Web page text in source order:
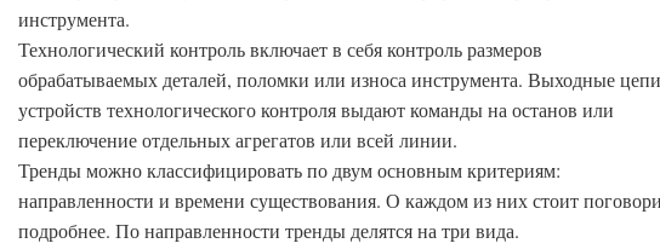
инструмента.
Технологический контроль включает в себя конт­роль размеров
обрабатываемых деталей, поломки или износа инстру­мента. Выходные цепи
устройств технологического контроля выдают команды на останов или
переключение отдельных агрегатов или всей линии.
Тренды можно классифицировать по двум основным критериям:
направленности и времени существования. О каждом из них стоит
подробнее. По направленности тренды делятся на три вида.